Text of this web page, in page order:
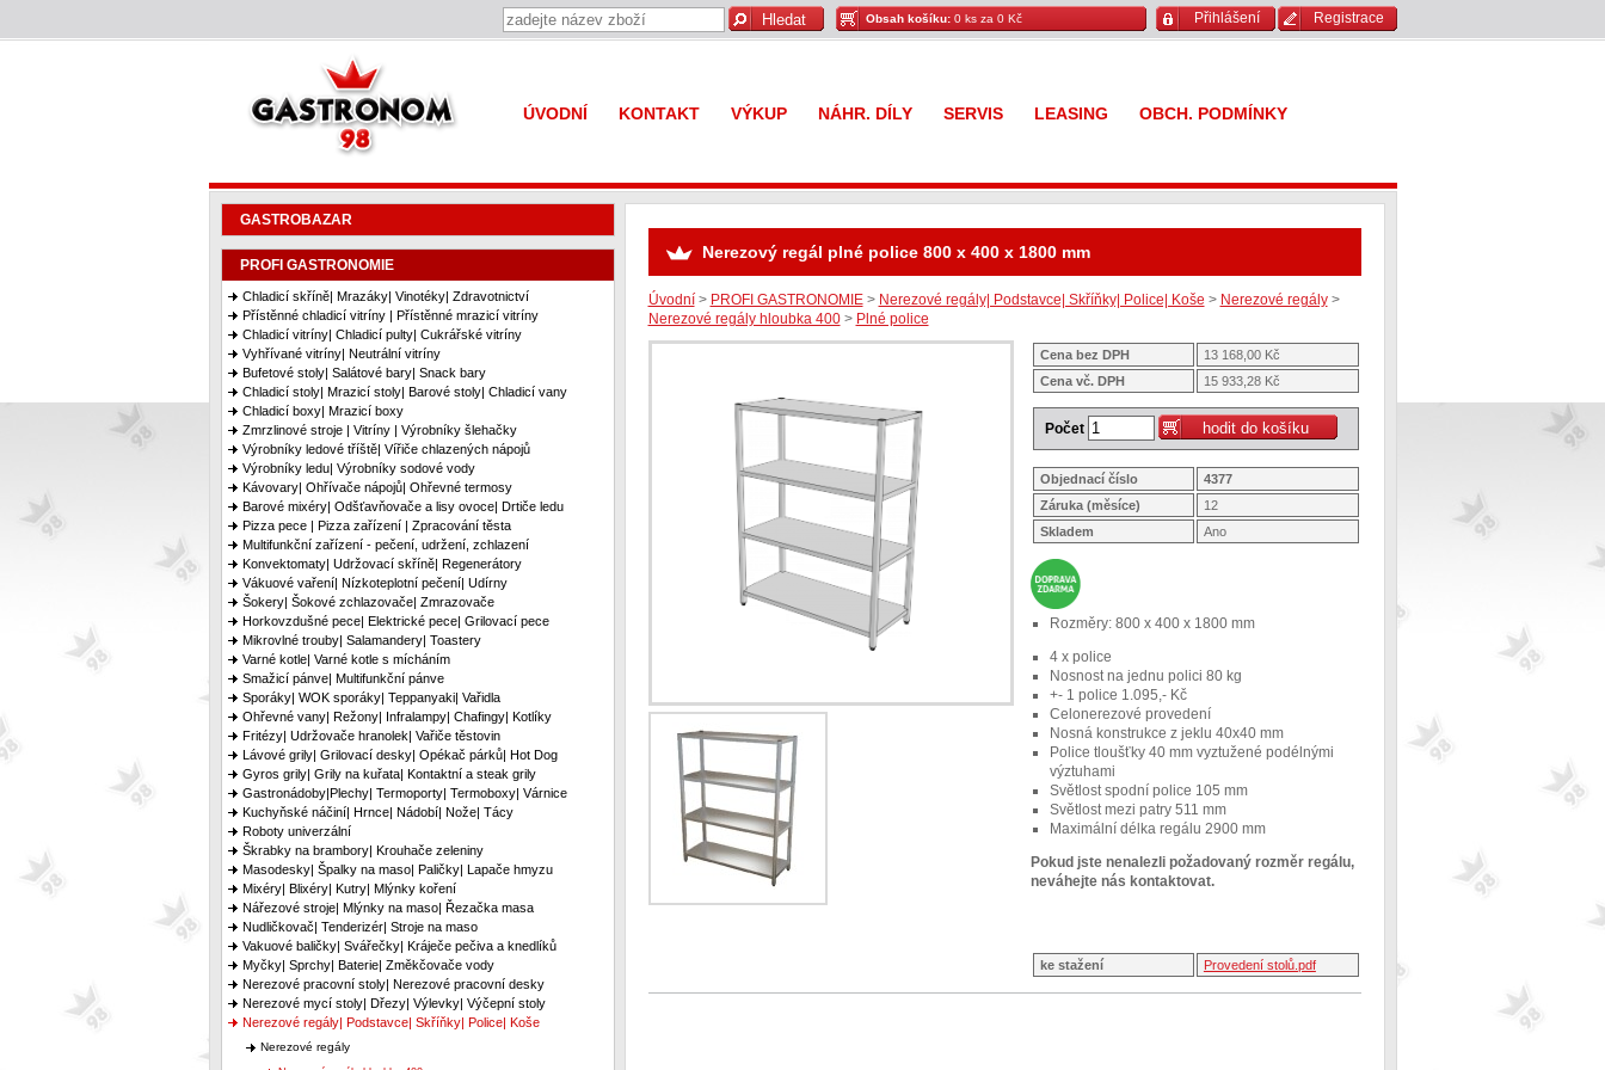
Přihlášení Registrace
Obsah košíku: 0 ks za 0 Kč
ÚVODNÍ KONTAKT VÝKUP NÁHR. DÍLY SERVIS LEASING OBCH. PODMÍNKY
GASTROBAZAR
PROFI GASTRONOMIE
Chladicí skříně| Mrazáky| Vinotéky| Zdravotnictví
Přístěnné chladicí vitríny | Přístěnné mrazicí vitríny
Chladicí vitríny| Chladicí pulty| Cukrářské vitríny
Vyhřívané vitríny| Neutrální vitríny
Bufetové stoly| Salátové bary| Snack bary
Chladicí stoly| Mrazicí stoly| Barové stoly| Chladicí vany
Chladicí boxy| Mrazicí boxy
Zmrzlinové stroje | Vitríny | Výrobníky šlehačky
Výrobníky ledové tříště| Vířiče chlazených nápojů
Výrobníky ledu| Výrobníky sodové vody
Kávovary| Ohřívače nápojů| Ohřevné termosy
Barové mixéry| Odšťavňovače a lisy ovoce| Drtiče ledu
Pizza pece | Pizza zařízení | Zpracování těsta
Multifunkční zařízení - pečení, udržení, zchlazení
Konvektomaty| Udržovací skříně| Regenerátory
Vákuové vaření| Nízkoteplotní pečení| Udírny
Šokery| Šokové zchlazovače| Zmrazovače
Horkovzdušné pece| Elektrické pece| Grilovací pece
Mikrovlné trouby| Salamandery| Toastery
Varné kotle| Varné kotle s mícháním
Smažicí pánve| Multifunkční pánve
Sporáky| WOK sporáky| Teppanyaki| Vařidla
Ohřevné vany| Režony| Infralampy| Chafingy| Kotlíky
Fritézy| Udržovače hranolek| Vařiče těstovin
Lávové grily| Grilovací desky| Opékač párků| Hot Dog
Gyros grily| Grily na kuřata| Kontaktní a steak grily
Gastronádoby|Plechy| Termoporty| Termoboxy| Várnice
Kuchyňské náčiní| Hrnce| Nádobí| Nože| Tácy
Roboty univerzální
Škrabky na brambory| Krouhače zeleniny
Masodesky| Špalky na maso| Paličky| Lapače hmyzu
Mixéry| Blixéry| Kutry| Mlýnky koření
Nářezové stroje| Mlýnky na maso| Řezačka masa
Nudličkovač| Tenderizér| Stroje na maso
Vakuové baličky| Svářečky| Kráječe pečiva a knedlíků
Myčky| Sprchy| Baterie| Změkčovače vody
Nerezové pracovní stoly| Nerezové pracovní desky
Nerezové mycí stoly| Dřezy| Výlevky| Výčepní stoly
Nerezové regály| Podstavce| Skříňky| Police| Koše
Nerezové regály
Nerezový regál plné police 800 x 400 x 1800 mm
Úvodní> PROFI GASTRONOMIE> Nerezové regály| Podstavce| Skříňky| Police| Koše > Nerezové regály>
Nerezové regály hloubka 400> Plné police
Cena bez DPH
13 168,00 Kč
Cena vč. DPH
15 933,28 Kč
Počet
Objednací číslo
4377
Záruka (měsíce)
12
Skladem
Ano
Rozměry: 800 x 400 x 1800 mm
4 x police
Nosnost na jednu polici 80 kg
+- 1 police 1.095,- Kč
Celonerezové provedení
Nosná konstrukce z jeklu 40x40 mm
Police tloušťky 40 mm vyztužené podélnými
výztuhami
Světlost spodní police 105 mm
Světlost mezi patry 511 mm
Maximální délka regálu 2900 mm
Pokud jste nenalezli požadovaný rozměr regálu,
neváhejte nás kontaktovat.
ke stažení Provedení stolů.pdf